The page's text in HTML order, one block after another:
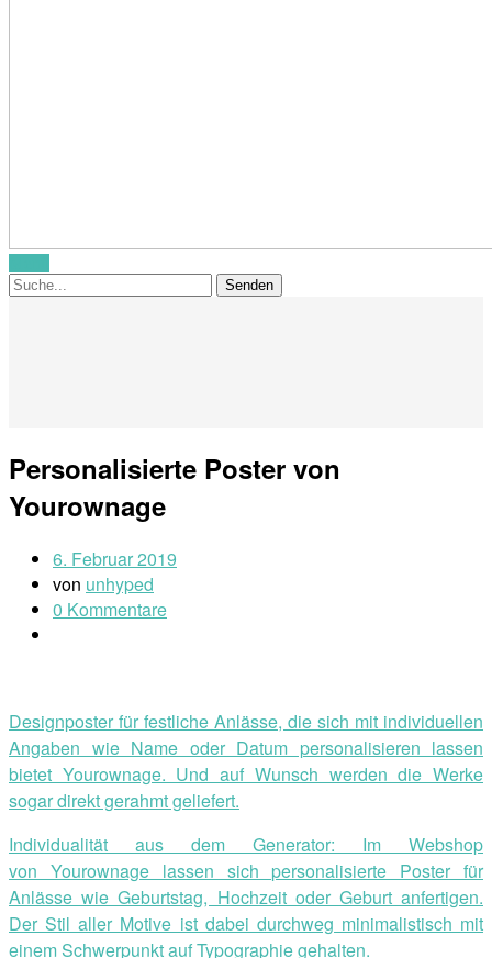
Personalisierte Poster von
Yourownage
6. Februar 2019
von unhyped
0 Kommentare
Designposter für festliche Anlässe, die sich mit individuellen
Angaben wie Name oder Datum personalisieren lassen
bietet Yourownage. Und auf Wunsch werden die Werke
sogar direkt gerahmt geliefert.
Individualität aus dem Generator: Im Webshop
von Yourownage lassen sich personalisierte Poster für
Anlässe wie Geburtstag, Hochzeit oder Geburt anfertigen.
Der Stil aller Motive ist dabei durchweg minimalistisch mit
einem Schwerpunkt auf Typographie gehalten.